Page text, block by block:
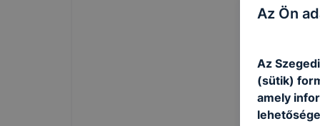
Az Ön
Az
(sütik)
amely